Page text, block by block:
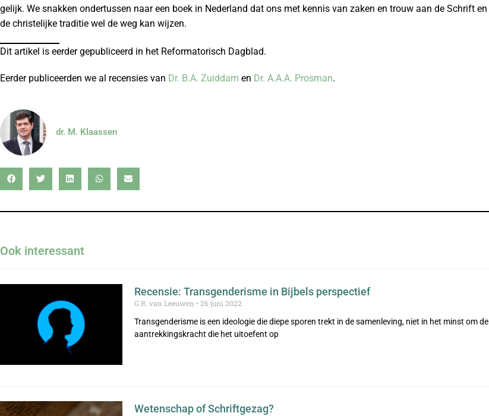
gelijk. We snakken ondertussen naar een boek in Nederland dat ons met kennis van zaken en trouw aan de Schrift en
de christelijke traditie wel de weg kan wijzen.
Dit artikel is eerder gepubliceerd in het Reformatorisch Dagblad.
Eerder publiceerden we al recensies van Dr. B.A. Zuiddam en Dr. A.A.A. Prosman.
dr. M. Klaassen
Ook interessant
Recensie: Transgenderisme in Bijbels perspectief
G.R. van Leeuwen
26 juni 2022
Transgenderisme is een ideologie die diepe sporen trekt in de samenleving, niet in het minst om de
aantrekkingskracht die het uitoefent op
Wetenschap of Schriftgezag?